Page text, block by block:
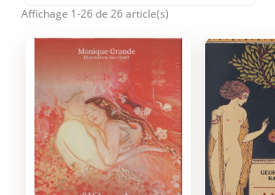
Affichage 1-26 de 26 article(s)